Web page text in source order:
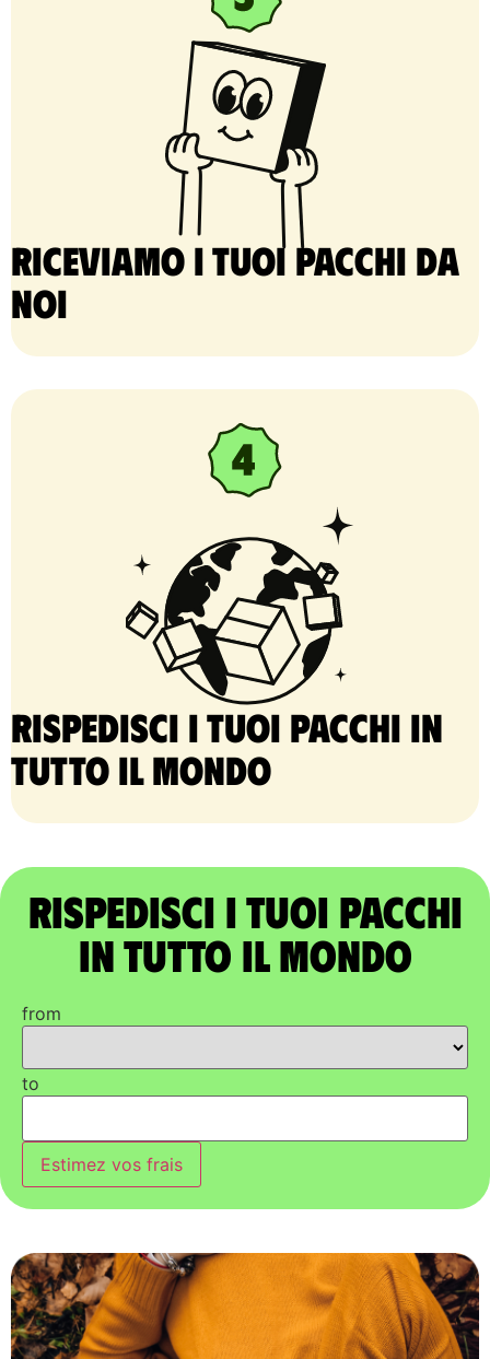
Riceviamo i tuoi pacchi da
noi
Rispedisci i tuoi pacchi in
tutto il mondo
Rispedisci i tuoi pacchi
in tutto il mondo
from
to
Estimez vos frais